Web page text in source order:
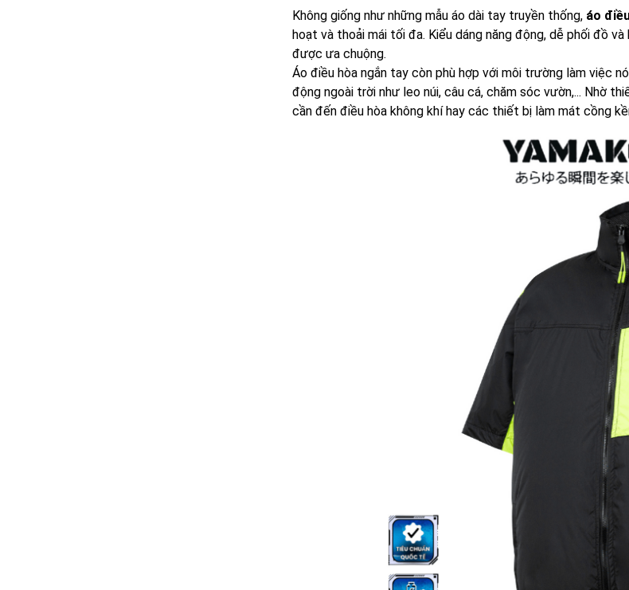
Không giống như những mẫu áo dài tay truyền thống, áo
hoạt và thoải mái tối đa. Kiểu dáng năng động, dễ phối đồ
được ưa chuộng.
Áo điều hòa ngắn tay còn phù hợp với môi trường làm việc
động ngoài trời như leo núi, câu cá, chăm sóc vườn,... Nhờ
cần đến điều hòa không khí hay các thiết bị làm mát cồng